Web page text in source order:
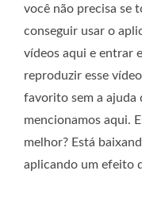
você não precisa se
conseguir usar o
vídeos aqui e entrar
reproduzir esse
favorito sem a ajuda
mencionamos aqui.
melhor? Está
aplicando um efeito